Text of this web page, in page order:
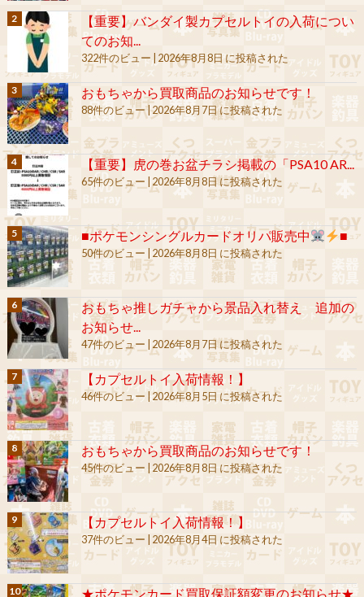
【重要】バンダイ製カプセルトイの入荷につい
てのお知...
322件のビュー 2026年8月8日 に投稿された
おもちゃから買取商品のお知らせです！
88件のビュー|2026年8月7日 に投稿された
【重要】虎の巻お盆チラシ掲載の「PSA10 AR...
65件のビュー 2026年8月8日 に投稿された
■ポケモンシングルカードオリパ販売中 ■
50件のビュー 2026年8月8日 に投稿された
おもちゃ推しガチャから景品入れ替え 追加の
お知らせ...
47件のビュー 2026年8月7日 に投稿された
【カプセルトイ入荷情報！】
46件のビュー |2026年8月5日 に投稿された
おもちゃから買取商品のお知らせです！
45件のビュー 2026年8月8日 に投稿された
【カプセルトイ入荷情報！】
37件のビュー 2026年8月4日 に投稿された
★ポケモンカード買取保証額変更のお知らせ★